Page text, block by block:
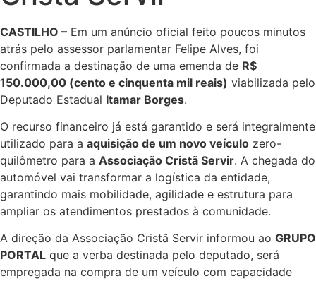
CASTILHO – Em um anúncio oficial feito poucos minutos
atrás pelo assessor parlamentar Felipe Alves, foi
confirmada a destinação de uma emenda de R$
150.000,00 (cento e cinquenta mil reais) viabilizada pelo
Deputado Estadual Itamar Borges.
O recurso financeiro já está garantido e será integralmente
utilizado para a aquisição de um novo veículo zero-
quilômetro para a Associação Cristã Servir. A chegada do
automóvel vai transformar a logística da entidade,
garantindo mais mobilidade, agilidade e estrutura para
ampliar os atendimentos prestados à comunidade.
A direção da Associação Cristã Servir informou ao GRUPO
PORTAL que a verba destinada pelo deputado, será
empregada na compra de um veículo com capacidade